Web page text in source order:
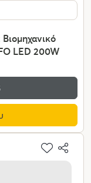
LED 200W